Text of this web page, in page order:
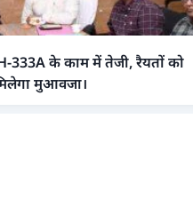
333A के काम में तेजी, रैयतों को
मुआवजा।